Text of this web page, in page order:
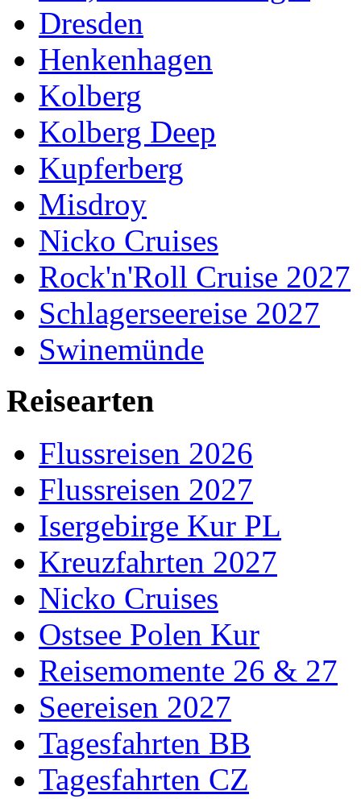
Dresden
Henkenhagen
Kolberg
Kolberg Deep
Kupferberg
Misdroy
Nicko Cruises
Rock'n'Roll Cruise 2027
Schlagerseereise 2027
Swinemünde
Reisearten
Flussreisen 2026
Flussreisen 2027
Isergebirge Kur PL
Kreuzfahrten 2027
Nicko Cruises
Ostsee Polen Kur
Reisemomente 26 & 27
Seereisen 2027
Tagesfahrten BB
Tagesfahrten CZ